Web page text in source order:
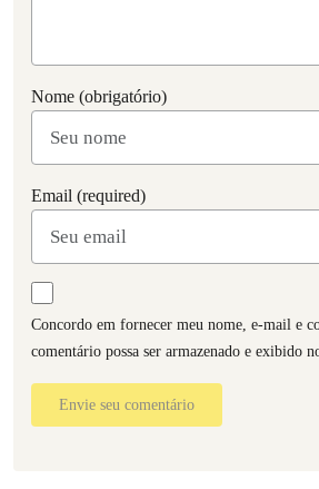
Nome (obrigatório)
Email (required)
Concordo em fornecer meu nome, e-mail e
comentário possa ser armazenado e exibido
Envie seu comentário